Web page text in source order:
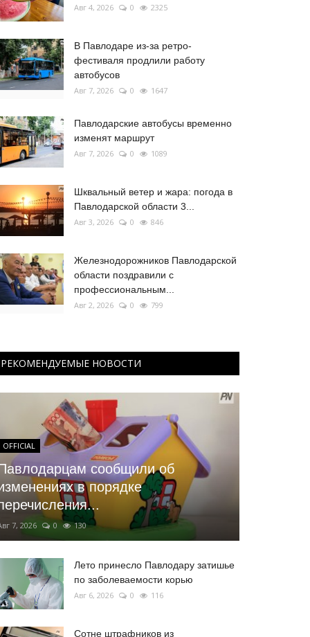
Авг 4, 2026 0 2325
В Павлодаре из-за ретро-
фестиваля продлили работу
автобусов
Авг 7, 2026 0 1647
Павлодарские автобусы временно
изменят маршрут
Авг 7, 2026 0 1089
Шквальный ветер и жара: погода в
Павлодарской области 3...
Авг 3, 2026 0 846
Железнодорожников Павлодарской
области поздравили с
профессиональным...
Авг 2, 2026 0 799
РЕКОМЕНДУЕМЫЕ НОВОСТИ
OFFICIAL
сообщили об
в порядке
7, 2026 0 130
Лето принесло Павлодару затишье
по заболеваемости корью
Авг 6, 2026 0 116
Сотне штрафников из